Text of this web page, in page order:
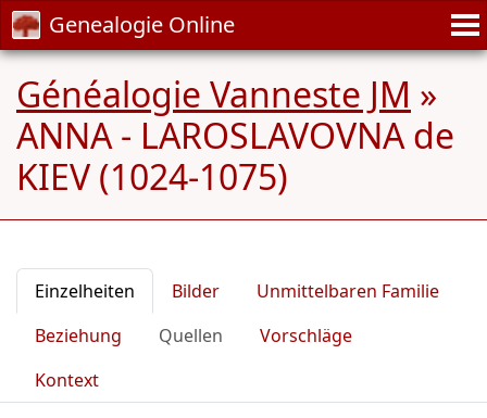
Genealogie Online
Généalogie Vanneste JM »
ANNA - LAROSLAVOVNA de
KIEV (1024-1075)
Einzelheiten Bilder
Unmittelbaren Familie
Beziehung
Quellen
Vorschläge
Kontext